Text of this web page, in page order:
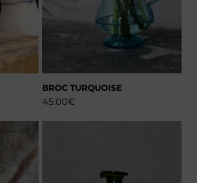
BROC TURQUOISE
45.00€